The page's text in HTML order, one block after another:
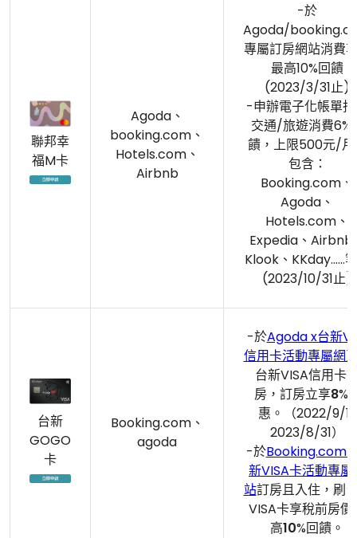
聯邦幸
福M卡
Agoda、
booking.com、
Hotels.com、
Airbnb
-於
Agoda/
專屬訂房網站消費
最高10%回饋
(2023/3/31止)
-申辦電子化帳單
交通/旅遊消費6%
饋，上限500元/月
包含：
Booking.com、
Agoda、
Hotels.com、
Expedia、Airbnb
Klook、KKday……
(2023/10/31止)
台新
GOGO
卡
Booking.com、
agoda
-於Agoda x台新
信用卡活動專屬網
台新VISA信用卡
房，訂房立享8%
惠。（2022/9/1-
2023/8/31）
-於Booking.com
新VISA卡活動專屬
站訂房且入住，刷
VISA卡享稅前房價
高10%回饋。